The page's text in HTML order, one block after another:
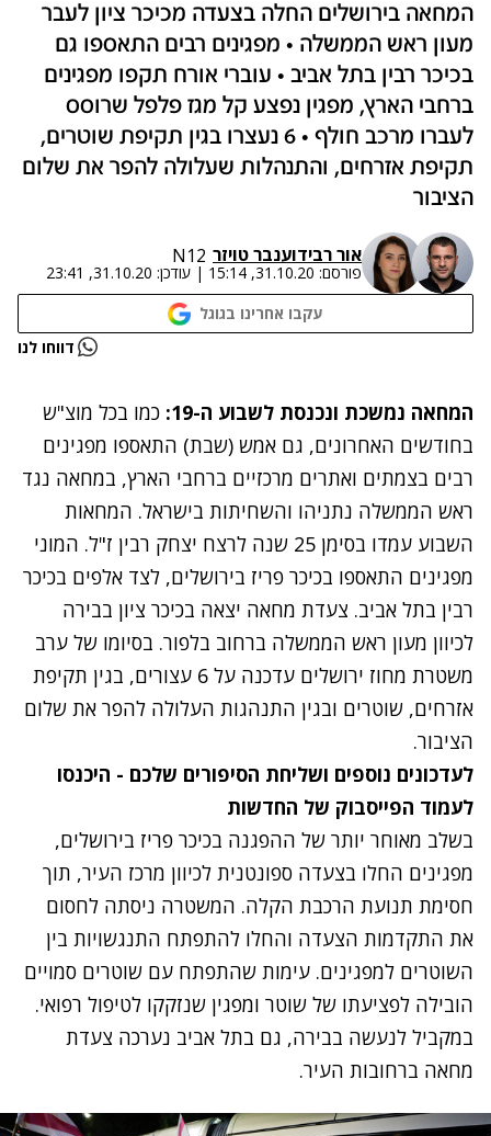
המחאה בירושלים החלה בצעדה מכיכר ציון לעבר
מעון ראש הממשלה • מפגינים רבים התאספו גם
בכיכר רבין בתל אביב • עוברי אורח תקפו מפגינים
ברחבי הארץ, מפגין נפצע קל מגז פלפל שרוסס
לעברו מרכב חולף • 6 נעצרו בגין תקיפת שוטרים,
תקיפת אזרחים, והתנהלות שעלולה להפר את שלום
הציבור
אור רבידוענבר טויזר N12
פורסם: 31.10.20, 15:14
| עודכן: 31.10.20, 23:41
עקבו אחרינו בגוגל
נתקלנו בבעיה דווחו לנו
המחאה נמשכת ונכנסת לשבוע ה-19:
כמו בכל מוצ"ש
בחודשים האחרונים, גם אמש (שבת) התאספו מפגינים
רבים בצמתים ואתרים מרכזיים ברחבי הארץ, במחאה נגד
ראש הממשלה נתניהו והשחיתות בישראל. המחאות
השבוע עמדו בסימן 25 שנה לרצח יצחק רבין ז"ל. המוני
מפגינים התאספו בכיכר פריז בירושלים, לצד אלפים בכיכר
רבין בתל אביב. צעדת מחאה יצאה בכיכר ציון בבירה
לכיוון מעון ראש הממשלה ברחוב בלפור. בסיומו של ערב
משטרת מחוז ירושלים עדכנה על 6 עצורים, בגין תקיפת
אזרחים, שוטרים ובגין התנהגות העלולה להפר את שלום
הציבור.
לעדכונים נוספים ושליחת הסיפורים שלכם - היכנסו
לעמוד הפייסבוק של החדשות
בשלב מאוחר יותר של ההפגנה בכיכר פריז בירושלים,
מפגינים החלו בצעדה ספונטנית לכיוון מרכז העיר, תוך
חסימת תנועת הרכבת הקלה. המשטרה ניסתה לחסום
את התקדמות הצעדה והחלו להתפתח התנגשויות בין
השוטרים למפגינים. עימות שהתפתח עם שוטרים סמויים
הובילה לפציעתו של שוטר ומפגין שנזקקו לטיפול רפואי.
במקביל לנעשה בבירה, גם בתל אביב נערכה צעדת
מחאה ברחובות העיר.